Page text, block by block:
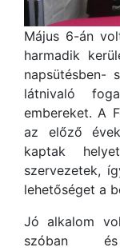
Május 6-án
harmadik
napsütésben-
látnivaló
embereket. A
az előző
kaptak
szervezetek,
lehetőséget a
Jó alkalom
szóban